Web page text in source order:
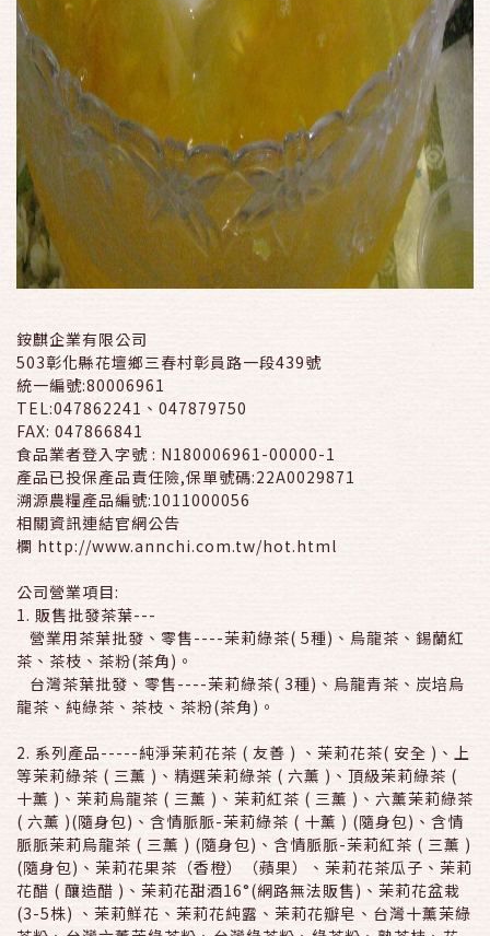
銨麒企業有限公司
503彰化縣花壇鄉三春村彰員路一段439號
統一編號:80006961
TEL:047862241、047879750
FAX: 047866841
食品業者登入字號 : N180006961-00000-1
產品已投保產品責任險,保單號碼:22A0029871
溯源農糧產品編號:1011000056
相關資訊連結官網公告
欄 http://www.annchi.com.tw/hot.html
公司營業項目:
1. 販售批發茶葉---
營業用茶葉批發、零售----茉莉綠茶( 5種)、烏龍茶、錫蘭紅
茶、茶枝、茶粉(茶角)。
台灣茶葉批發、零售----茉莉綠茶( 3種)、烏龍青茶、炭培烏
龍茶、純綠茶、茶枝、茶粉(茶角)。
2. 系列產品-----純淨茉莉花茶 ( 友善 ) 、茉莉花茶( 安全 )、上
等茉莉綠茶 ( 三薰 )、精選茉莉綠茶 ( 六薰 )、頂級茉莉綠茶 (
十薰 )、茉莉烏龍茶 ( 三薰 )、茉莉紅茶 ( 三薰 )、六薰茉莉綠茶
( 六薰 )(隨身包)、含情脈脈-茉莉綠茶 ( 十薰 ) (隨身包)、含情
脈脈茉莉烏龍茶 ( 三薰 ) (隨身包)、含情脈脈-茉莉紅茶 ( 三薰 )
(隨身包)、茉莉花果茶（香橙）（蘋果）、茉莉花茶瓜子、茉莉
花醋 ( 釀造醋 )、茉莉花甜酒16°(網路無法販售)、茉莉花盆栽
(3-5株) 、茉莉鮮花、茉莉花純露、茉莉花瓣皂、台灣十薰茉綠